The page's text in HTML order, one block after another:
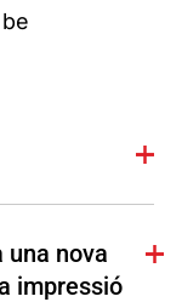
una nova
impressió